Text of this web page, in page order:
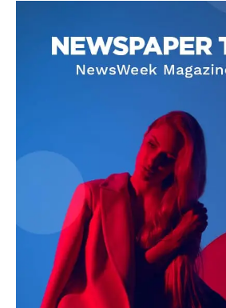
DOWNLOAD NOW
AIN NEWS 1
Contact Us
About Us
Privacy Policy
Terms of Use Agreement
Facebook
X WhatsApp
Share